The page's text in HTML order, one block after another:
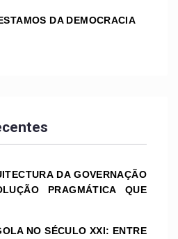
DA DEMOCRACIA
DA GOVERNAÇÃO
PRAGMÁTICA QUE
NO SÉCULO XXI: ENTRE